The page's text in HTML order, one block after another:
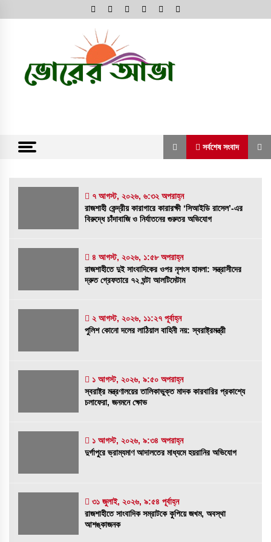
to
সর্বশেষ সংবাদ
রাজশাহী কেন্দ্রীয় কারাগারে কারারক্ষী ‘সিআইডি রাসেল’-
৭ আগস্ট, ২০২৬, ৬:৩২ অপরাহ্ন
রাজশাহীতে দুই সাংবাদিকের ওপর নৃশংস হামলা:
পুলিশ কোনো দলের লাঠিয়াল বাহিনী নয়: স্বরাষ্ট্রমন্ত্রী
স্বরাষ্ট্র মন্ত্রণালয়ের তালিকাভুক্ত মাদক কারবারির
প্রকাশ্যে চলাফেরা, জনমনে ক্ষোভ
দুর্গাপুরে ভ্রাম্যমাণ আদালতের মাধ্যমে হয়রানির
অভিযোগ
রাজশাহীতে সাংবাদিক সম্রাটকে কুপিয়ে জখম, অবস্থা
আশঙ্কাজনক
৩১ জুলাই, ২০২৬, ৯:৫৪ পূর্বাহ্ন
৭ আগস্ট, ২০২৬, ৬:৩২ অপরাহ্ন
রাজশাহী কেন্দ্রীয় কারাগারে কারারক্ষী ‘সিআইডি রাসেল’-এর
বিরুদ্ধে চাঁদাবাজি ও নির্যাতনের গুরুতর অভিযোগ
৪ আগস্ট, ২০২৬, ১:৫৮ অপরাহ্ন
রাজশাহীতে দুই সাংবাদিকের ওপর নৃশংস হামলা: সন্ত্রাসীদের
দ্রুত গ্রেফতারে ৭২ ঘন্টা আলটিমেটাম
২ আগস্ট, ২০২৬, ১১:২৭ পূর্বাহ্ন
পুলিশ কোনো দলের লাঠিয়াল বাহিনী নয়: স্বরাষ্ট্রমন্ত্রী
১ আগস্ট, ২০২৬, ৯:৫০ অপরাহ্ন
স্বরাষ্ট্র মন্ত্রণালয়ের তালিকাভুক্ত মাদক কারবারির প্রকাশ্যে
চলাফেরা, জনমনে ক্ষোভ
১ আগস্ট, ২০২৬, ৯:৩৪ অপরাহ্ন
দুর্গাপুরে ভ্রাম্যমাণ আদালতের মাধ্যমে হয়রানির অভিযোগ
৩১ জুলাই, ২০২৬, ৯:৫৪ পূর্বাহ্ন
রাজশাহীতে সাংবাদিক সম্রাটকে কুপিয়ে জখম, অবস্থা
আশঙ্কাজনক